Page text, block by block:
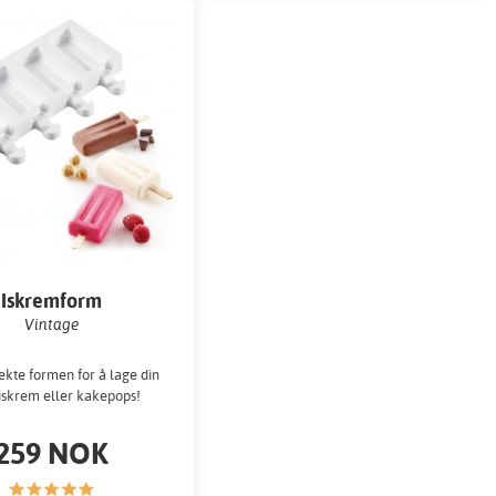
Iskremform
Vintage
formen for å lage din
eller kakepops!
NOK